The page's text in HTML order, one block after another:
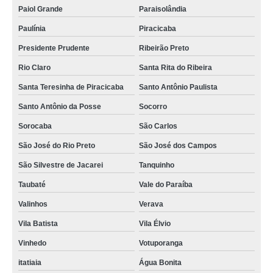
onde tem centro de usinagem cnc Parelheiros
centro de usinagem horizontal valores Alto do Boa Vista
onde tem centro de usinagem grande porte Cocais
centros de usinagem universal Vila Clementino
centros de usinagem grande porte São Bernardo do Campo
centro de usinagem horizontal Parque Colonial
onde tem centro de usinagem vertical Aeroporto
onde tem centro de usinagem universal Jardim Monte Verde
onde tem centro de usinagem cnc Parque Fernanda
onde encontro centro de usinagem universal Campo Belo
centros de usinagem horizontal Jardim Ângela
centros de usinagem em cnc M'Boi Mirim
Paiol Grande Paraisolândia
Paulínia Piracicaba
Presidente Prudente Ribeirão Preto
Rio Claro Santa Rita do Ribeira
Santa Teresinha de Piracicaba Santo Antônio Paulista
Santo Antônio da Posse Socorro
Sorocaba São Carlos
São José do Rio Preto São José dos Campos
São Silvestre de Jacarei Tanquinho
Taubaté Vale do Paraíba
Valinhos Verava
Vila Batista Vila Élvio
Vinhedo Votuporanga
itatiaia
Água Bonita